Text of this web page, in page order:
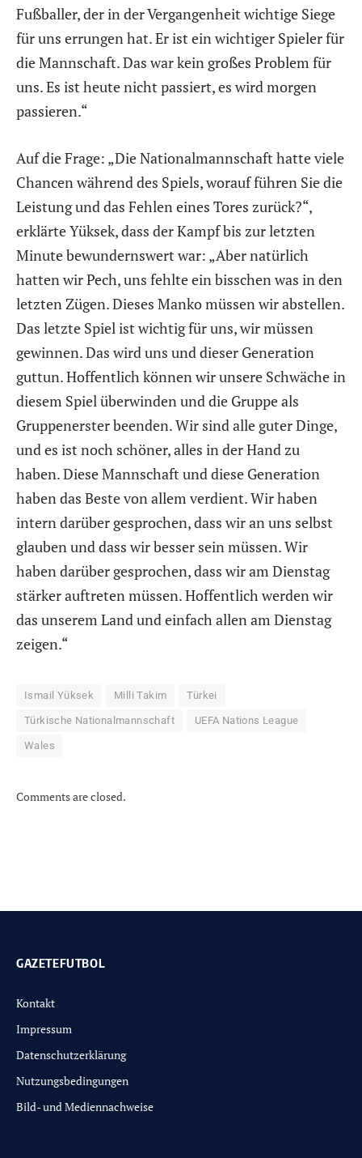
Fußballer, der in der Vergangenheit wichtige Siege
für uns errungen hat. Er ist ein wichtiger Spieler für
die Mannschaft. Das war kein großes Problem für
uns. Es ist heute nicht passiert, es wird morgen
passieren.“
Auf die Frage: „Die Nationalmannschaft hatte viele
Chancen während des Spiels, worauf führen Sie die
Leistung und das Fehlen eines Tores zurück?“,
erklärte Yüksek, dass der Kampf bis zur letzten
Minute bewundernswert war: „Aber natürlich
hatten wir Pech, uns fehlte ein bisschen was in den
letzten Zügen. Dieses Manko müssen wir abstellen.
Das letzte Spiel ist wichtig für uns, wir müssen
gewinnen. Das wird uns und dieser Generation
guttun. Hoffentlich können wir unsere Schwäche in
diesem Spiel überwinden und die Gruppe als
Gruppenerster beenden. Wir sind alle guter Dinge,
und es ist noch schöner, alles in der Hand zu
haben. Diese Mannschaft und diese Generation
haben das Beste von allem verdient. Wir haben
intern darüber gesprochen, dass wir an uns selbst
glauben und dass wir besser sein müssen. Wir
haben darüber gesprochen, dass wir am Dienstag
stärker auftreten müssen. Hoffentlich werden wir
das unserem Land und einfach allen am Dienstag
zeigen.“
Ismail Yüksek Milli Takim Türkei
Türkische Nationalmannschaft UEFA Nations League
Wales
Comments are closed.
GAZETEFUTBOL
Kontakt
Impressum
Datenschutzerklärung
Nutzungsbedingungen
Bild- und Mediennachweise